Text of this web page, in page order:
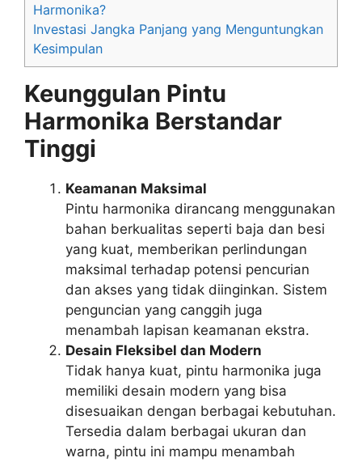
Harmonika?
Investasi Jangka Panjang yang Menguntungkan
Kesimpulan
Keunggulan Pintu
Harmonika Berstandar
Tinggi
Keamanan Maksimal
Pintu harmonika dirancang menggunakan
bahan berkualitas seperti baja dan besi
yang kuat, memberikan perlindungan
maksimal terhadap potensi pencurian
dan akses yang tidak diinginkan. Sistem
penguncian yang canggih juga
menambah lapisan keamanan ekstra.
Desain Fleksibel dan Modern
Tidak hanya kuat, pintu harmonika juga
memiliki desain modern yang bisa
disesuaikan dengan berbagai kebutuhan.
Tersedia dalam berbagai ukuran dan
warna, pintu ini mampu menambah